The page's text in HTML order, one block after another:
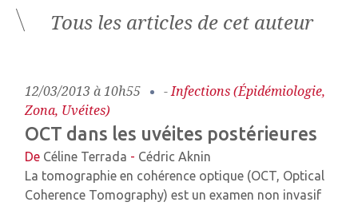
Tous les articles de cet auteur
12/03/2013 à 10h55 -Infections (épidémiologie,
Zona, Uvéites)
OCT dans les uvéites postérieures
De Céline Terrada - Cédric Aknin
La tomographie en cohérence optique (OCT, Optical
Coherence Tomography) est un examen non invasif